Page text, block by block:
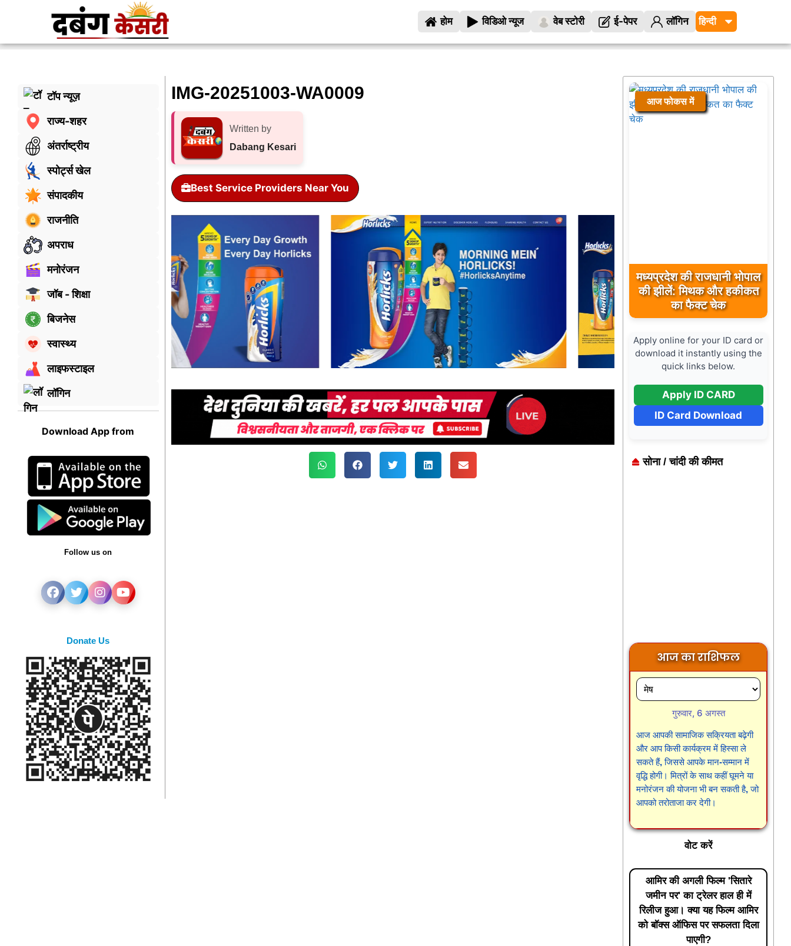
होम विडिओ न्यूज वेब स्टोरी ई-पेपर लॉगिन
टॉप न्यूज़
राज्य-शहर
अंतर्राष्ट्रीय
स्पोर्ट्स खेल
संपादकीय
राजनीति
अपराध
मनोरंजन
जॉब - शिक्षा
बिजनेस
स्वास्थ्य
लाइफस्टाइल
लॉगिन
Download App from
Follow us on
Donate Us
IMG-20251003-WA0009
Written by
Dabang Kesari
Best Service Providers Near You
आज फोकस में
मध्यप्रदेश की राजधानी भोपाल
की झीलें: मिथक और हकीकत
का फैक्ट चेक
Apply online for your ID card or
download it instantly using the
quick links below.
Apply ID CARD
ID Card Download
सोना / चांदी की कीमत
आज का राशिफल
गुरुवार, 6 अगस्त
आज आपकी सामाजिक सक्रियता बढ़ेगी
और आप किसी कार्यक्रम में हिस्सा ले
सकते हैं, जिससे आपके मान-सम्मान में
वृद्धि होगी। मित्रों के साथ कहीं घूमने या
मनोरंजन की योजना भी बन सकती है, जो
आपको तरोताजा कर देगी।
वोट करें
आमिर की अगली फिल्म 'सितारे
जमीन पर' का ट्रेलर हाल ही में
रिलीज हुआ। क्या यह फिल्म आमिर
को बॉक्स ऑफिस पर सफलता दिला
पाएगी?